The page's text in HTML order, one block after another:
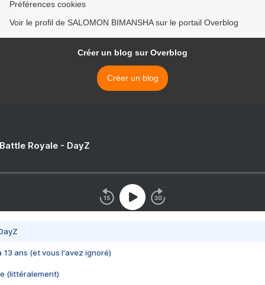
Préférences cookies
Voir le profil de SALOMON BIMANSHA sur le portail Overblog
Créer un blog sur Overblog
Créer un blog
Royale - DayZ
13 ans (et vous l'avez ignoré)
(littéralement)